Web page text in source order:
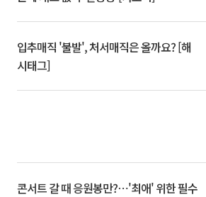
입추매직 '불발', 처서매직은 올까요? [해
시태그]
콘서트 갈 때 응원봉만?⋯'최애' 위한 필수